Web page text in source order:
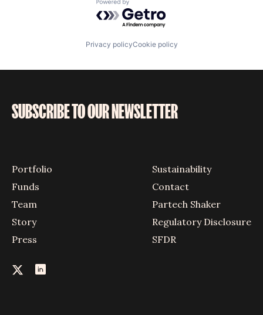
Powered by Getro.com
Privacy policyCookie policy
SUBSCRIBE TO OUR NEWSLETTER
Portfolio
Funds
Team
Story
Press
Sustainability
Contact
Partech Shaker
Regulatory Disclosure
SFDR